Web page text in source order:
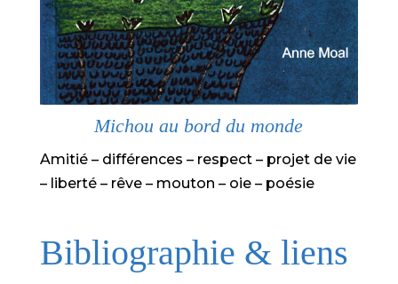
Michou au bord du monde
Amitié – différences – respect – projet de vie
– liberté – rêve – mouton – oie – poésie
Bibliographie & liens